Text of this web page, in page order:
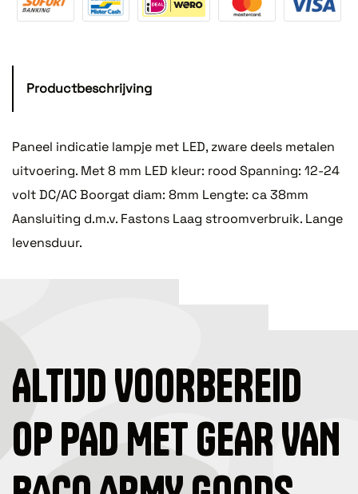
Productbeschrijving
Paneel indicatie lampje met LED, zware deels metalen
uitvoering. Met 8 mm LED kleur: rood Spanning: 12-24
volt DC/AC Boorgat diam: 8mm Lengte: ca 38mm
Aansluiting d.m.v. Fastons Laag stroomverbruik. Lange
levensduur.
ALTIJD VOORBEREID
OP PAD MET GEAR VAN